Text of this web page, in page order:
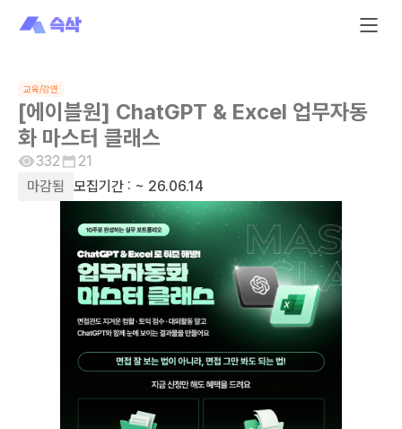
교육/강연
[에이블원] ChatGPT & Excel 업무자동
화 마스터 클래스
332
21
마감됨
모집기간 : ~ 26.06.14